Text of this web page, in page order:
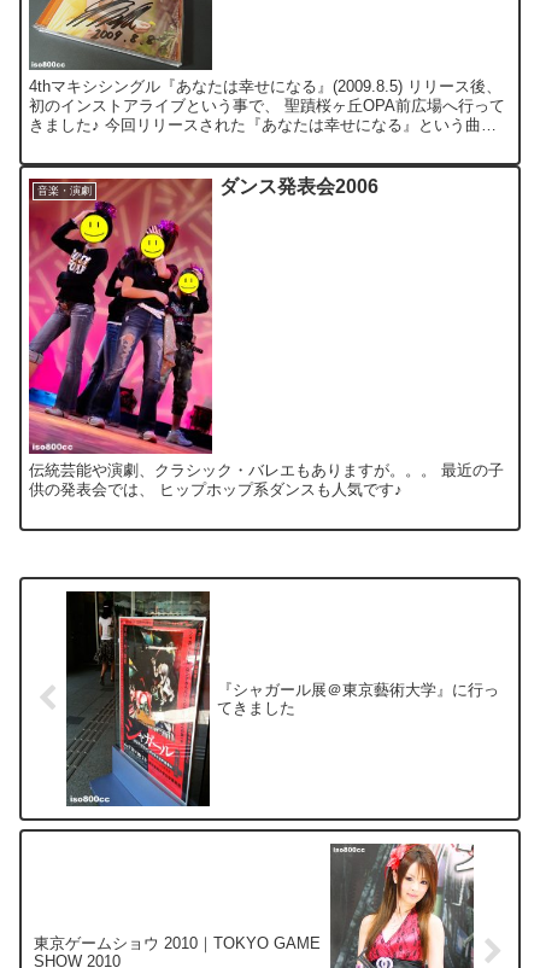
4thマキシシングル『あなたは幸せになる』(2009.8.5) リリース後、
初のインストアライブという事で、 聖蹟桜ヶ丘OPA前広場へ行って
きました♪ 今回リリースされた『あなたは幸せになる』という曲。
音楽・演劇 ダンス発表会2006
伝統芸能や演劇、クラシック・バレエもありますが。。。 最近の子
供の発表会では、 ヒップホップ系ダンスも人気です♪
『シャガール展＠東京藝術大学』に行っ
てきました
東京ゲームショウ 2010｜TOKYO GAME
SHOW 2010